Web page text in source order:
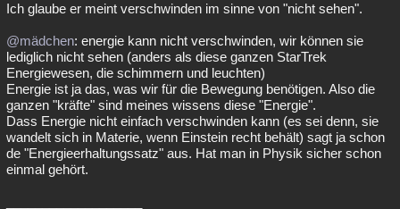
Lesenswert Schlüsselwörter
Ich glaube er meint verschwinden im sinne von "nicht sehen".
@mädchen: energie kann nicht verschwinden, wir können sie
lediglich nicht sehen (anders als diese ganzen StarTrek
Energiewesen, die schimmern und leuchten)
Energie ist ja das, was wir für die Bewegung benötigen. Also die
ganzen "kräfte" sind meines wissens diese "Energie".
Dass Energie nicht einfach verschwinden kann (es sei denn, sie
wandelt sich in Materie, wenn Einstein recht behält) sagt ja schon
de "Energieerhaltungssatz" aus. Hat man in Physik sicher schon
einmal gehört.